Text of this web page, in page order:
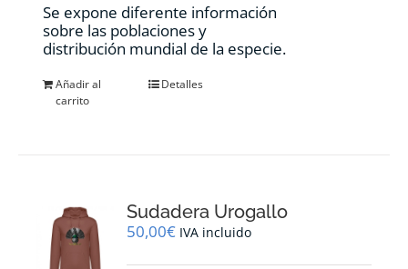
Se expone diferente información
sobre las poblaciones y
distribución mundial de la especie.
Añadir al
carrito
Detalles
Sudadera Urogallo
50,00€ IVA incluido